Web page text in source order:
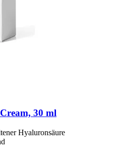
30 ml
Hyaluronsäure